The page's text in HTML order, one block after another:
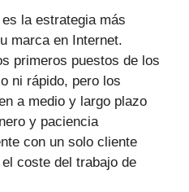
la estrategia más
marca en Internet.
primeros puestos de los
ni rápido, pero los
a medio y largo plazo
y paciencia
con un solo cliente
coste del trabajo de